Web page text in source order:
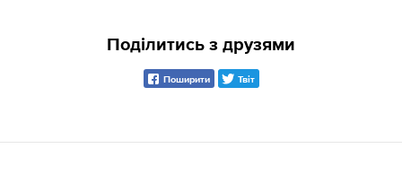
Поділитись з друзями
Поширити Твіт